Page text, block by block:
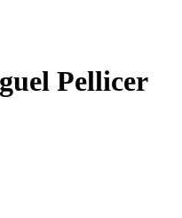
Pellicer